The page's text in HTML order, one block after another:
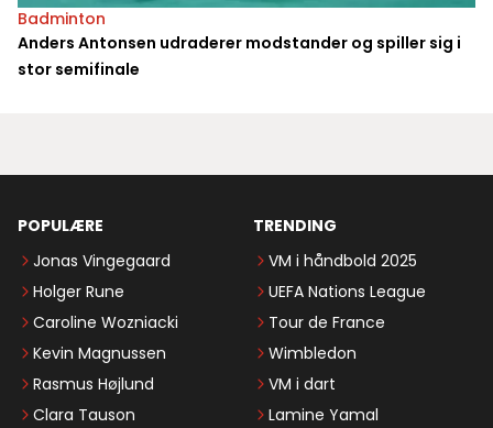
Badminton
Anders Antonsen udraderer modstander og spiller sig i
stor semifinale
POPULÆRE
Jonas Vingegaard
Holger Rune
Caroline Wozniacki
Kevin Magnussen
Rasmus Højlund
Clara Tauson
TRENDING
VM i håndbold 2025
UEFA Nations League
Tour de France
Wimbledon
VM i dart
Lamine Yamal